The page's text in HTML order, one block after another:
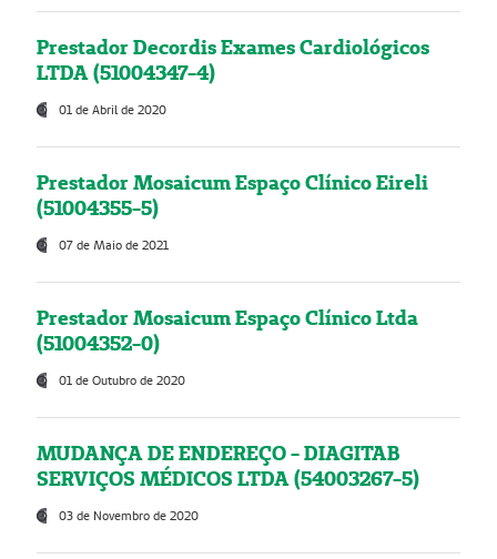
Prestador Decordis Exames Cardiológicos
LTDA (51004347-4)
01 de Abril de 2020
Prestador Mosaicum Espaço Clínico Eireli
(51004355-5)
07 de Maio de 2021
Prestador Mosaicum Espaço Clínico Ltda
(51004352-0)
01 de Outubro de 2020
MUDANÇA DE ENDEREÇO - DIAGITAB
SERVIÇOS MÉDICOS LTDA (54003267-5)
03 de Novembro de 2020